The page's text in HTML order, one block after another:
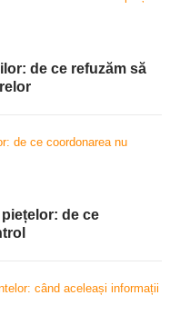
de ce refuzăm să
de ce